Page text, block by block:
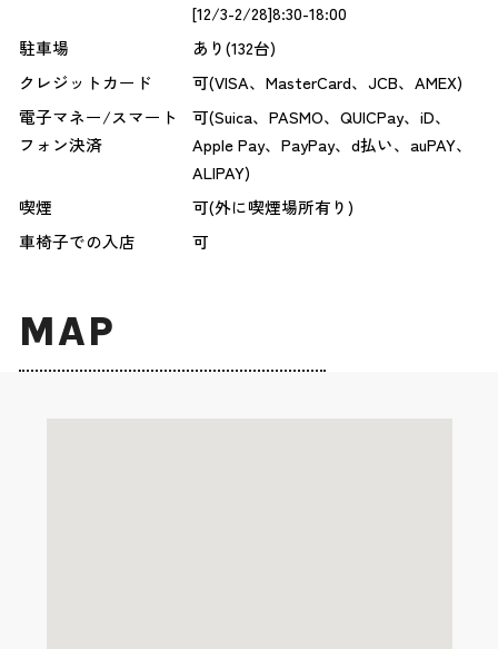
[12/3-2/28]8:30-18:00
駐車場
あり(132台)
クレジットカード
可(VISA、MasterCard、JCB、AMEX)
電子マネー/スマート
フォン決済
可(Suica、PASMO、QUICPay、iD、
Apple Pay、PayPay、d払い、auPAY、
ALIPAY)
喫煙
可(外に喫煙場所有り)
車椅子での入店
可
MAP